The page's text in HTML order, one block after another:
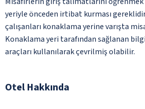
yeriyle önceden irtibat kurması
çalışanları konaklama yerine varışta
Konaklama yeri tarafından sağlanan
araçları kullanılarak çevrilmiş olabilir.
Otel Hakkında